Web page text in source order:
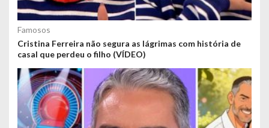
Famosos
Cristina Ferreira não segura as lágrimas com história de
casal que perdeu o filho (VÍDEO)